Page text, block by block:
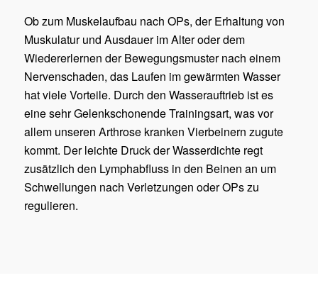
Ob zum Muskelaufbau nach OPs, der Erhaltung von
Muskulatur und Ausdauer im Alter oder dem
Wiedererlernen der Bewegungsmuster nach einem
Nervenschaden, das Laufen im gewärmten Wasser
hat viele Vorteile. Durch den Wasserauftrieb ist es
eine sehr Gelenkschonende Trainingsart, was vor
allem unseren Arthrose kranken Vierbeinern zugute
kommt. Der leichte Druck der Wasserdichte regt
zusätzlich den Lymphabfluss in den Beinen an um
Schwellungen nach Verletzungen oder OPs zu
regulieren.